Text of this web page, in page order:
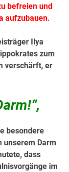
befreien und
aufzubauen.
Ilya
zum
verschärft, er
besondere
unserem Darm
dass
im